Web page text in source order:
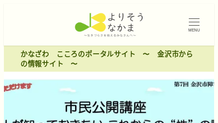
MENU
かなざわ こころのポータルサイト 〜 金沢市から
の情報サイト 〜